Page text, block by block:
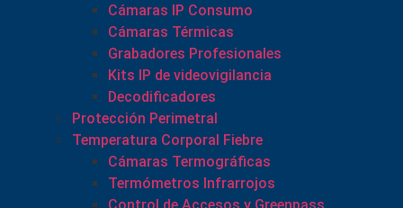
Cámaras IP Consumo
Cámaras Térmicas
Grabadores Profesionales
Kits IP de videovigilancia
Decodificadores
Protección Perimetral
Temperatura Corporal Fiebre
Cámaras Termográficas
Termómetros Infrarrojos